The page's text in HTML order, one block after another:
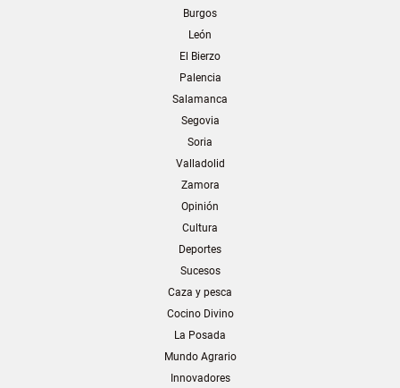
Burgos
León
El Bierzo
Palencia
Salamanca
Segovia
Soria
Valladolid
Zamora
Opinión
Cultura
Deportes
Sucesos
Caza y pesca
Cocino Divino
La Posada
Mundo Agrario
Innovadores